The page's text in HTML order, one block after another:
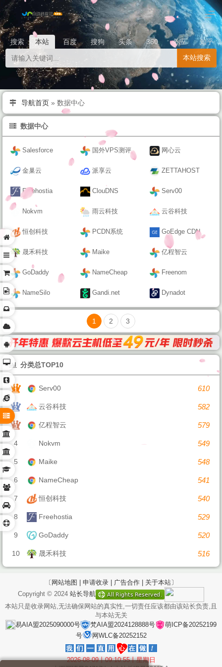
搜索 本站 百度 搜狗 头条 360 必应
知乎
本站搜索
导航首页 » 数据中心
数据中心
Salesforce 国外VPS测评 网心云
金巢云 派享云 ZETTAHOST
Freehostia ClouDNS Serv00
Nokvm 雨云科技 云谷科技
恒创科技 PCDN系统 GoEdge CDN
晟禾科技 Maike 亿程智云
GoDaddy NameCheap Freenom
NameSilo Gandi.net Dynadot
1 2 3
分类总TOP10
Serv00 610
云谷科技 582
亿程智云 579
4 Nokvm 549
5 Maike 548
6 NameCheap 541
7 恒创科技 540
8 Freehostia 529
9 GoDaddy 520
10 晟禾科技 516
〔网站地图 | 申请收录 | 广告合作 | 关于本站〕
Copyright © 2024 站长导航
本站只是收录网站,无法确保网站的真实性,一切责任应该都由该站长负责,且
与本站无关
易AIA盟2025090000号
梵AIA盟2024128888号
萌ICP备20252199
号
网WLC备20252152
2026-08-09丨09:10:55丨星期日